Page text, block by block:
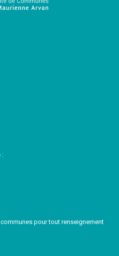
:
pour tout renseignement